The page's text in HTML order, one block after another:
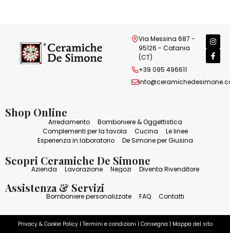
Via Messina 687 -
95126 - Catania
(CT)
+39 095 496611
Shop Online
Arredamento
Bomboniere & Oggettistica
Complementi per la tavola
Cucina
Le linee
Esperienza in laboratorio
De Simone per Giusina
Scopri Ceramiche De Simone
Azienda Lavorazione Negozi Diventa Rivenditore
Assistenza & Servizi
Bomboniere personalizzate FAQ Contatti
Privacy & Cookie Policy| Termini e condizioni | Consegna | Mappa del sito